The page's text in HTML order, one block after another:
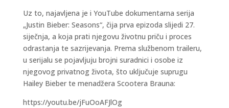
Uz to, najavljena je i YouTube dokumentarna serija
„Justin Bieber: Seasons“, čija prva epizoda slijedi 27.
siječnja, a koja prati njegovu životnu priču i proces
odrastanja te sazrijevanja. Prema službenom traileru,
u serijalu se pojavljuju brojni suradnici i osobe iz
njegovog privatnog života, što uključuje suprugu
Hailey Bieber te menadžera Scootera Brauna:
https://youtu.be/jFuOoAFJlOg